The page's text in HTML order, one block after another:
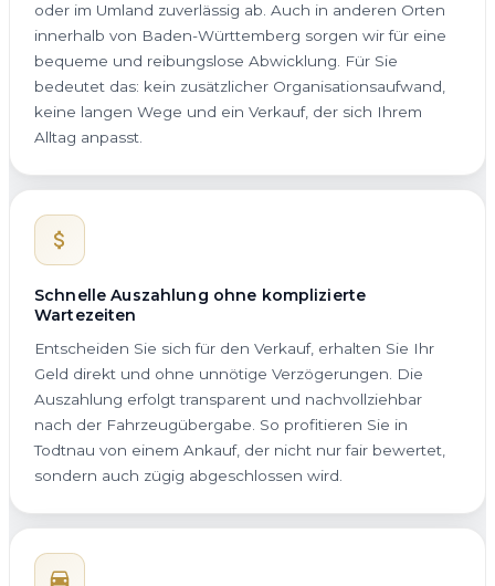
oder im Umland zuverlässig ab. Auch in anderen Orten
innerhalb von Baden-Württemberg sorgen wir für eine
bequeme und reibungslose Abwicklung. Für Sie
bedeutet das: kein zusätzlicher Organisationsaufwand,
keine langen Wege und ein Verkauf, der sich Ihrem
Alltag anpasst.
Schnelle Auszahlung ohne komplizierte
Wartezeiten
Entscheiden Sie sich für den Verkauf, erhalten Sie Ihr
Geld direkt und ohne unnötige Verzögerungen. Die
Auszahlung erfolgt transparent und nachvollziehbar
nach der Fahrzeugübergabe. So profitieren Sie in
Todtnau von einem Ankauf, der nicht nur fair bewertet,
sondern auch zügig abgeschlossen wird.